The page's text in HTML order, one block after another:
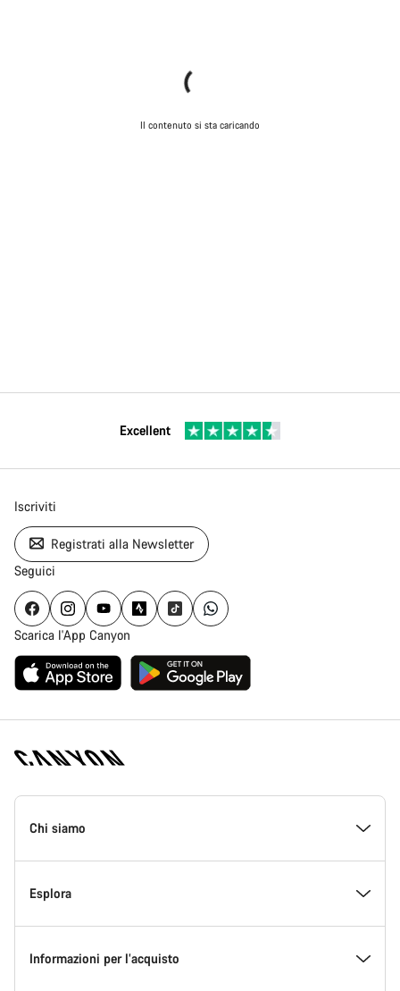
Il contenuto si sta caricando
Excellent
Iscriviti
Registrati alla Newsletter
Seguici
Scarica l'App Canyon
Piè
Home
Chi siamo
All’interno di Canyon
Innovazione in Canyon
Esplora
Eventi
Informazioni per l’acquisto